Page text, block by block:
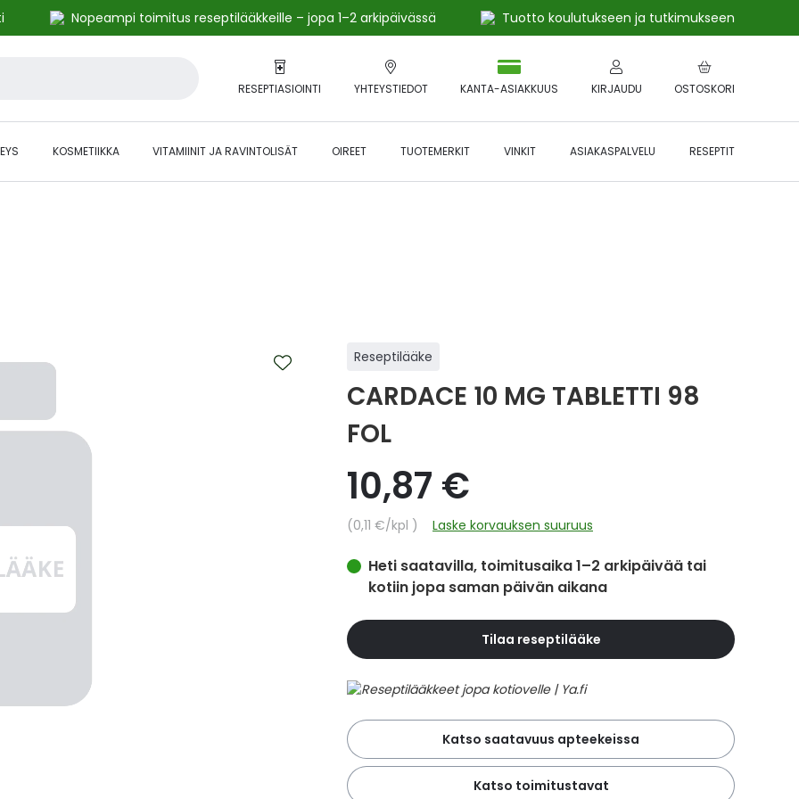
Nopeampi toimitus reseptilääkkeille – jopa 1–2 arkipäivässä
Tuotto koulutukseen ja tutkimukseen
RESEPTIASIOINTI YHTEYSTIEDOT OSTOSKORI
KANTA-ASIAKKUUS KIRJAUDU
KOSMETIIKKA VITAMIINIT JA RAVINTOLISÄT OIREET TUOTEMERKIT VINKIT ASIAKASPALVELU RESEPTIT
Reseptilääke
CARDACE 10 MG TABLETTI 98
FOL
10,87 €
Yksikköhinta
0,11 €/kpl Laske korvauksen suuruus
Heti saatavilla, toimitusaika 1–2 arkipäivää tai
kotiin jopa saman päivän aikana
Tilaa reseptilääke
Katso saatavuus apteekeissa
Katso toimitustavat